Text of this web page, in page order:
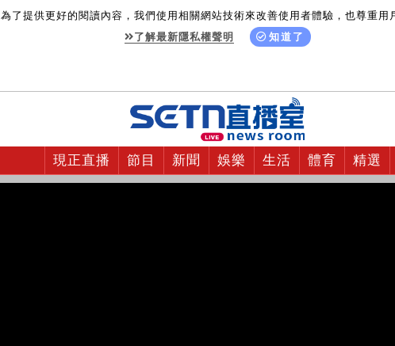
為了提供更好的閱讀內容，我們使用相關網站技術來改善使用者體驗，也尊重用
了解最新隱私權聲明
知道了
現正直播 節目 新聞 娛樂 生活 體育 精選